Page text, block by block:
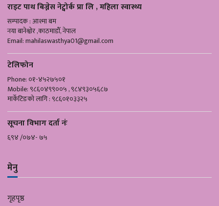
राइट पाथ बिज्नेस नेट्वोर्क प्रा लि , महिला स्वास्थ्य
सम्पादक : आश्मा बम
नया बानेश्वोर ,काठमाडौँ, नेपाल
Email:mahilaswasthya01@gmail.com
टेलिफोन
Phone: ०१-४५२७५०१
Mobile: ९८६०४९९००५ , ९८४९३०५६८७
मार्केटिङको लागि : ९८६०१०३३२५
सूचना विभाग दर्ता नंः
६९४ /०७४- ७५
मेनु
गृहपृष्ठ